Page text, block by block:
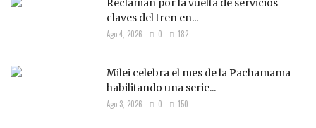
Reclaman por la vuelta de servicios
claves del tren en...
Ago 4, 2026 0 182
Milei celebra el mes de la Pachamama
habilitando una serie...
Ago 3, 2026 0 150